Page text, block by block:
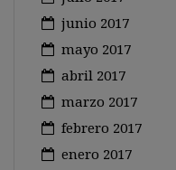
junio 2017
mayo 2017
abril 2017
marzo 2017
febrero 2017
enero 2017